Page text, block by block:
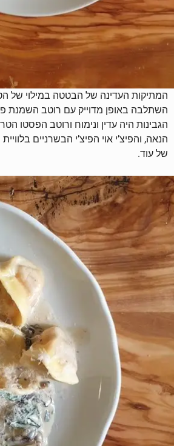
המתיקות העדינה של הבטטה במילוי של
השתלבה באופן מדוייק עם רוטב השמנת
הגבינות היה עדין ונימוח ורוטב הפסטו
הנאה, והפיצ’י אוי הפיצ’י הבשרניים
של עוד.